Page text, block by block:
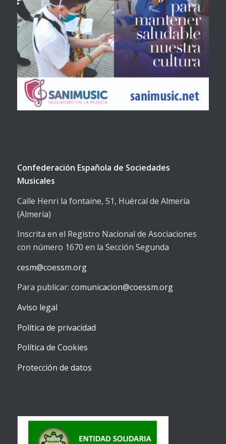
Confederación Española de Sociedades
Musicales
Calle Henri la fontaine, 51, Huércal de Almería
(Almería)
Inscrita en el Registro Nacional de Asociaciones
con número 1670 en la Sección Segunda
cesm@coessm.org
Para publicar: comunicacion@coessm.org
Aviso legal
Política de privacidad
Política de Cookies
Protección de datos